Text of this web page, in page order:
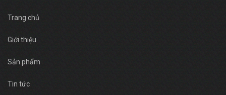
Trang chủ
Giới thiệu
Sản phẩm
Tin tức